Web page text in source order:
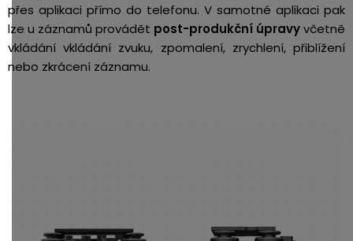
přes aplikaci přímo do telefonu. V samotné aplikaci pak
lze u záznamů provádět post-produkční úpravyvčetně
vkládání vkládání zvuku, zpomalení, zrychlení, přiblížení
nebo zkrácení záznamu.